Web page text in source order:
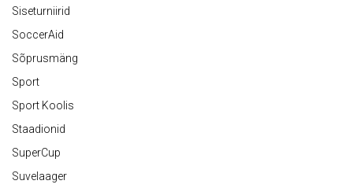
Siseturniirid
SoccerAid
Sõprusmäng
Sport
Sport Koolis
Staadionid
SuperCup
Suvelaager